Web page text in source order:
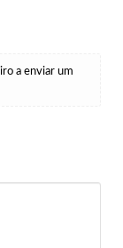
a enviar um